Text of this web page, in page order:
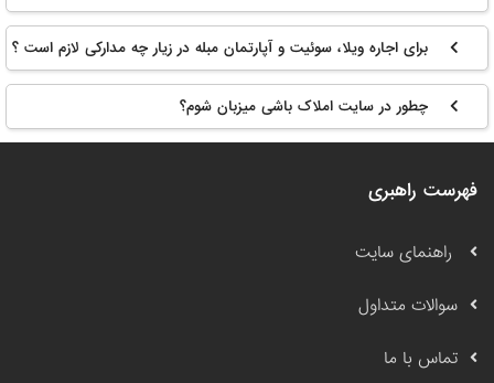
برای اجاره ویلا، سوئیت و آپارتمان مبله در زیار چه مدارکی لازم است ؟
چطور در سایت املاک باشی میزبان شوم؟
فهرست راهبری
راهنمای سایت
سوالات متداول
تماس با ما